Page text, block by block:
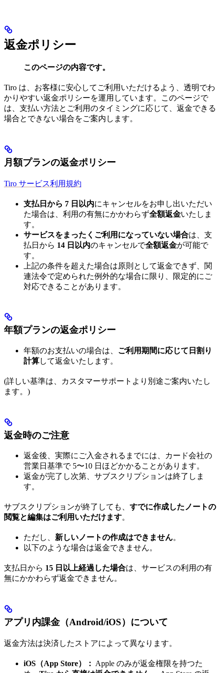
返金ポリシー
このページの内容です。
Tiro は、お客様に安心してご利用いただけるよう、透明でわ
かりやすい返金ポリシーを運用しています。このページで
は、支払い方法とご利用のタイミングに応じて、返金できる
場合とできない場合をご案内します。
月額プランの返金ポリシー
Tiro サービス利用規約
支払日から 7 日以内にキャンセルをお申し出いただい
た場合は、利用の有無にかかわらず全額返金いたしま
す。
サービスをまったくご利用になっていない場合は、支
払日から 14 日以内のキャンセルで全額返金が可能で
す。
上記の条件を超えた場合は原則として返金できず、関
連法令で定められた例外的な場合に限り、限定的にご
対応できることがあります。
年額プランの返金ポリシー
年額のお支払いの場合は、 ご利用期間に応じて日割り
計算して返金いたします。
(詳しい基準は、カスタマーサポートより別途ご案内いたし
ます。)
返金時のご注意
返金後、実際にご入金されるまでには、カード会社の
営業日基準で 5〜10 日ほどかかることがあります。
返金が完了し次第、サブスクリプションは終了しま
す。
サブスクリプションが終了しても、 すでに作成したノートの
閲覧と編集はご利用いただけます。
ただし、 新しいノートの作成はできません。
以下のような場合は返金できません。
支払日から 15 日以上経過した場合は、サービスの利用の有
無にかかわらず返金できません。
アプリ内課金（Android/iOS）について
返金方法は決済したストアによって異なります。
iOS（App Store）： Apple のみが返金権限を持つた